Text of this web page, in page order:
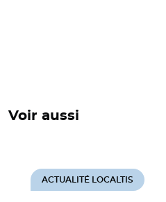
Voir aussi
ACTUALITÉ LOCALTIS